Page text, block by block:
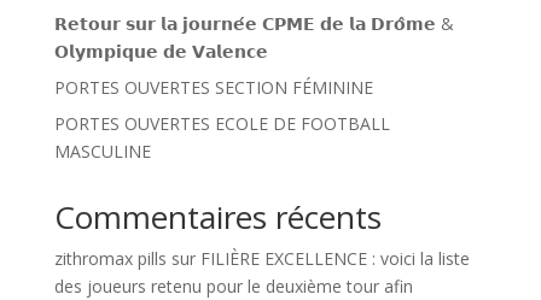
𝗥𝗲𝘁𝗼𝘂𝗿 𝘀𝘂𝗿 𝗹𝗮 𝗷𝗼𝘂𝗿𝗻𝗲́𝗲 𝗖𝗣𝗠𝗘 𝗱𝗲 𝗹𝗮 𝗗𝗿𝗼̂𝗺𝗲 &
𝗢𝗹𝘆𝗺𝗽𝗶𝗾𝘂𝗲 𝗱𝗲 𝗩𝗮𝗹𝗲𝗻𝗰𝗲
PORTES OUVERTES SECTION FÉMININE
PORTES OUVERTES ECOLE DE FOOTBALL
MASCULINE
Commentaires récents
zithromax pills sur FILIÈRE EXCELLENCE : voici la liste
des joueurs retenu pour le deuxième tour afin